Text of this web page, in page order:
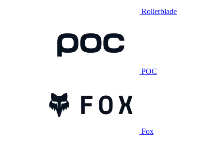
Rollerblade
POC
Fox